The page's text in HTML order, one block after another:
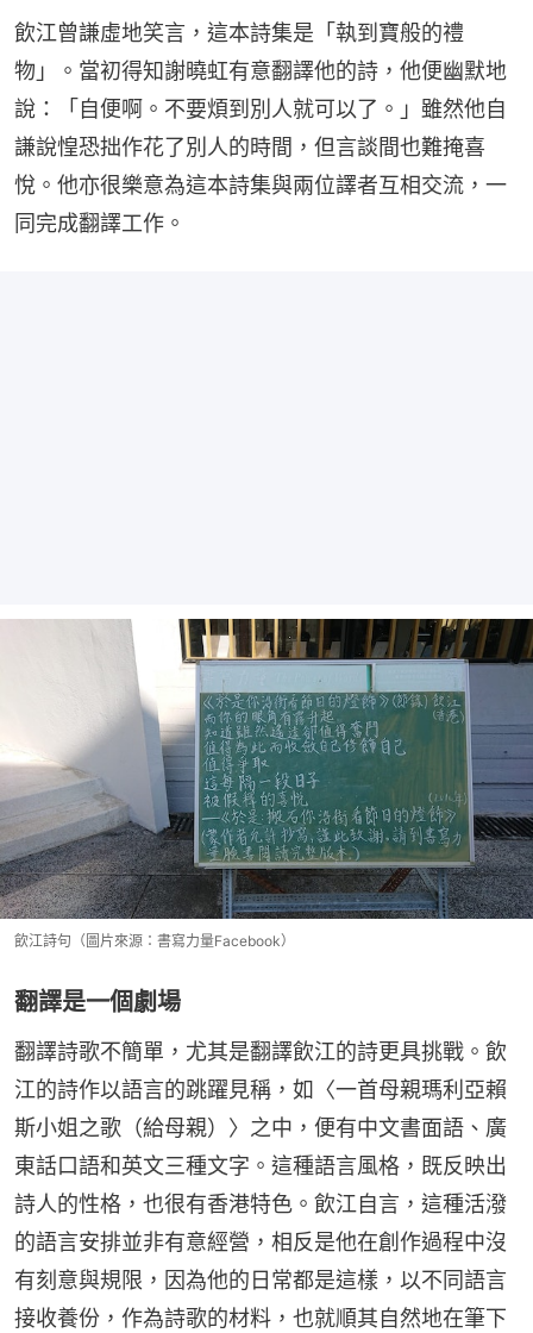
飲江曾謙虛地笑言，這本詩集是「執到寶般的禮
物」。當初得知謝曉虹有意翻譯他的詩，他便幽默地
說：「自便啊。不要煩到別人就可以了。」雖然他自
謙說惶恐拙作花了別人的時間，但言談間也難掩喜
悅。他亦很樂意為這本詩集與兩位譯者互相交流，一
同完成翻譯工作。
飲江詩句（圖片來源：書寫力量Facebook）
翻譯是一個劇場
翻譯詩歌不簡單，尤其是翻譯飲江的詩更具挑戰。飲
江的詩作以語言的跳躍見稱，如〈一首母親瑪利亞賴
斯小姐之歌（給母親）〉之中，便有中文書面語、廣
東話口語和英文三種文字。這種語言風格，既反映出
詩人的性格，也很有香港特色。飲江自言，這種活潑
的語言安排並非有意經營，相反是他在創作過程中沒
有刻意與規限，因為他的日常都是這樣，以不同語言
接收養份，作為詩歌的材料，也就順其自然地在筆下